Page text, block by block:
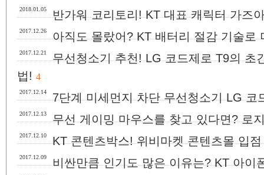
2018.01.05 반가워 코리토리! KT 대표 캐릭터 가즈
2017.12.26 아직도 몰랐어? KT 배터리 절감 기술로
2017.12.21
무선청소기 추천! LG 코드제로 T9의 초
법! 4
2017.12.14 7단계 미세먼지 차단 무선청소기 LG 코
2017.12.13 무선 게이밍 마우스를 찾고 있다면? 로
2017.12.10 KT 콘텐츠박스! 위비마켓 콘텐츠몰 입
2017.12.09 비싼만큼 인기도 많은 이유는? KT 아이